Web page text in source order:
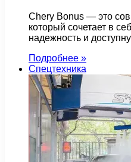
Chery Bonus — это
который сочетает в
надежность и
Подробнее »
Спецтехника